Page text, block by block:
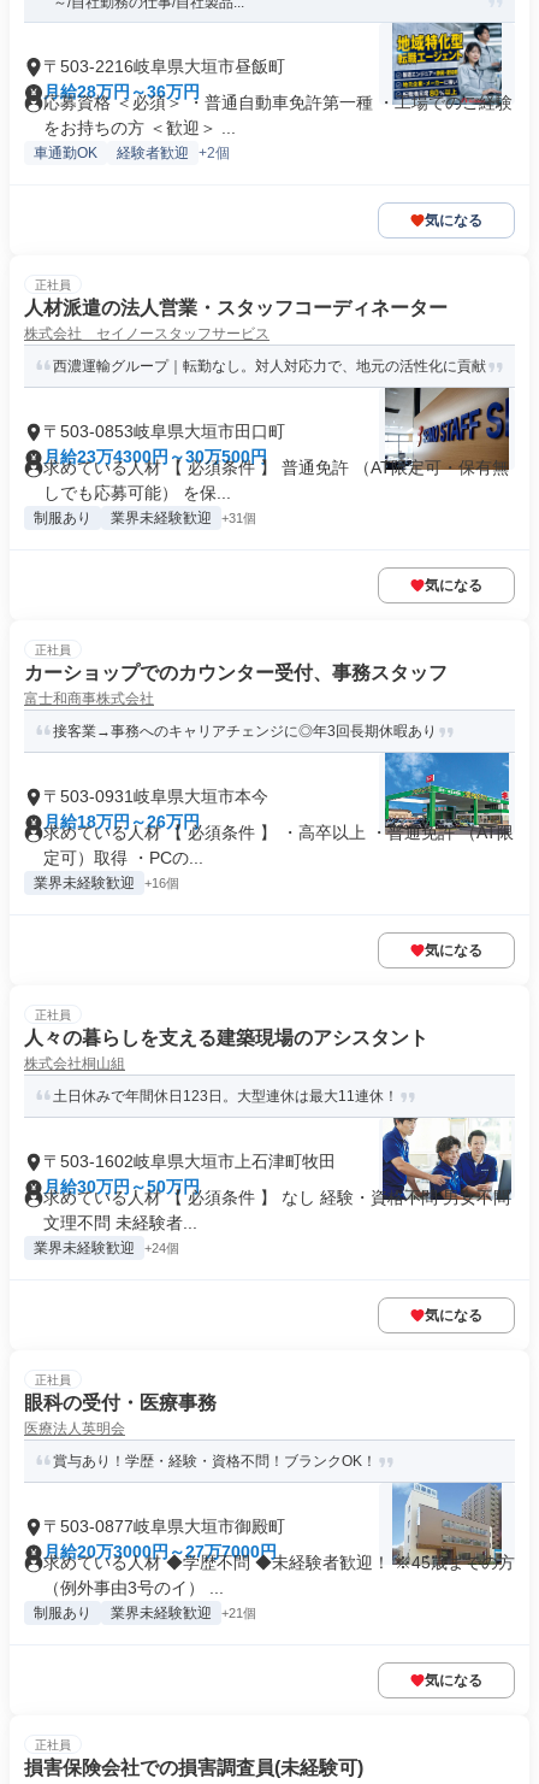
〒503-2216岐阜県大垣市昼飯町
月給28万円～36万円
応募資格 ＜必須＞ ・普通自動車免許第一種 ・工場でのご経験
をお持ちの方 ＜歓迎＞ ...
車通勤OK 経験者歓迎 +2個
気になる
正社員
人材派遣の法人営業・スタッフコーディネーター
株式会社 セイノースタッフサービス
西濃運輸グループ｜転勤なし。対人対応力で、地元の活性化に貢献
〒503-0853岐阜県大垣市田口町
月給23万4300円～30万500円
求めている人材 【 必須条件 】 普通免許 （AT限定可・保有無
しでも応募可能） を保...
制服あり 業界未経験歓迎 +31個
気になる
正社員
カーショップでのカウンター受付、事務スタッフ
富士和商事株式会社
接客業→事務へのキャリアチェンジに◎年3回長期休暇あり
〒503-0931岐阜県大垣市本今
月給18万円～26万円
求めている人材 【 必須条件 】 ・高卒以上 ・普通免許 （AT限
定可）取得 ・PCの...
業界未経験歓迎 +16個
気になる
正社員
人々の暮らしを支える建築現場のアシスタント
株式会社桐山組
土日休みで年間休日123日。大型連休は最大11連休！
〒503-1602岐阜県大垣市上石津町牧田
月給30万円～50万円
求めている人材 【 必須条件 】 なし 経験・資格不問 男女不問
文理不問 未経験者...
業界未経験歓迎 +24個
気になる
正社員
眼科の受付・医療事務
医療法人英明会
賞与あり！学歴・経験・資格不問！ブランクOK！
〒503-0877岐阜県大垣市御殿町
月給20万3000円～27万7000円
求めている人材 ◆学歴不問 ◆未経験者歓迎！ ※45歳までの方
（例外事由3号のイ） ...
制服あり 業界未経験歓迎 +21個
気になる
正社員
損害保険会社での損害調査員(未経験可)